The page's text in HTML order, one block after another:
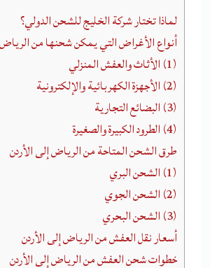
لماذا تختار شركة الخليج للشحن الدولي؟
أنواع الأغراض التي يمكن شحنها من الرياض
(1) الأثاث والعفش المنزلي
(2) الأجهزة الكهربائية والإلكترونية
(3) البضائع التجارية
(4) الطرود الكبيرة والصغيرة
طرق الشحن المتاحة من الرياض إلى الأردن
(1) الشحن البري
(2) الشحن الجوي
(3) الشحن البحري
أسعار نقل العفش من الرياض إلى الأردن
خطوات شحن العفش من الرياض إلى الأردن